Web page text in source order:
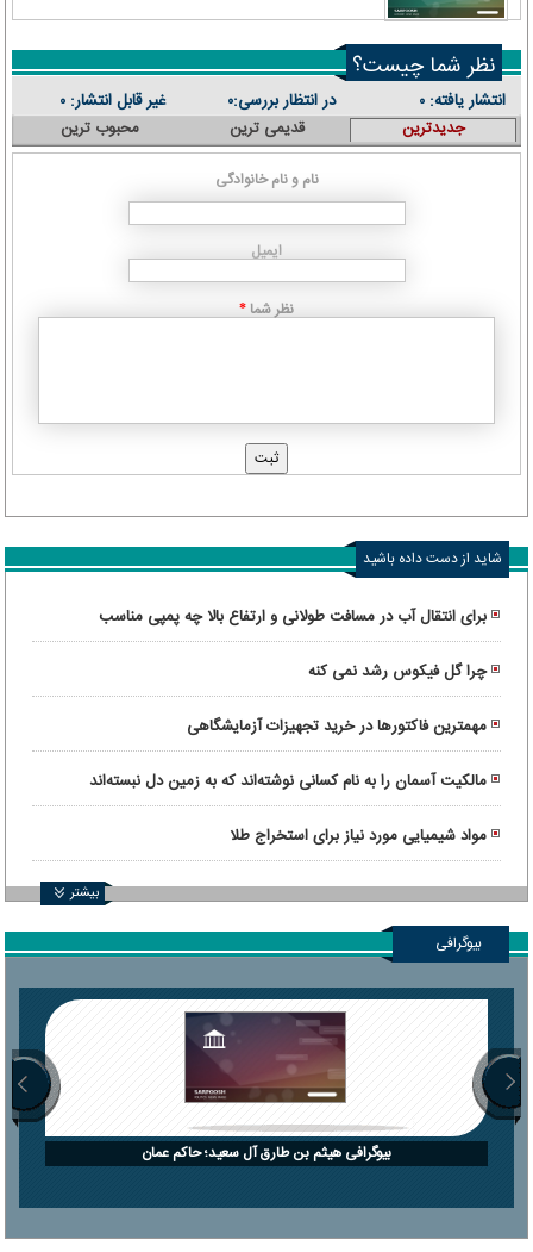
نظر شما چیست؟
انتشار یافته: ۰ در انتظار بررسی:۰ غیر قابل انتشار: ۰
جدیدترین قدیمی ترین محبوب ترین
نام و نام خانوادگی
ایمیل
نظر شما *
شاید از دست داده باشید
برای انتقال آب در مسافت طولانی و ارتفاع بالا چه پمپی مناسب
است؟
چرا گل فیکوس رشد نمی کنه
مهمترین فاکتورها در خرید تجهیزات آزمایشگاهی
مالکیت آسمان را به نام کسانی نوشته‌اند که به زمین دل نبسته‌اند
مواد شیمیایی مورد نیاز برای استخراج طلا
بیشتر
بیوگرافی
بیوگرافی هیثم بن طارق آل سعید؛ حاکم عمان